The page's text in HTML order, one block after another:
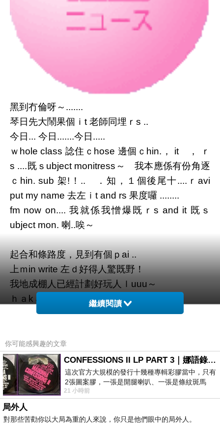
黑到冇倫呀～.......
琴日先大鬧果個ｉt 老師同埋ｒs ..
今日... 今日.......今日.....
ｗhole class 諗住ｃhose 邊個ｃhin.， it ， ｒ
s ....既ｓubject monitress～ 我本應係有份角逐
ｃhin. sub 架!！.. ．知，１個後尾十....ｒavi
put my name 去左ｉt and rs 果度囉 ........
fm now on.... 我就係我憎爆既ｒs and it 既ｓ
ubject mon. 喇..唉～
起合和條路度，見到有個ｐai ..
上ｍin write 左ｄ好得人驚既野！
我地成棚人已經計劃好玩人ｌuuu～
ｈａkａａｋkaｋａ！
不過我覺得條橋唔ｗork 架下..！
事啦～嘿嘿嘿
而我今日個頭髮．．．．．．．．
飛呀飛～飛晒上去！ 又黑仔..
唉！鬼咩！琴日沖完澡，吹頭，
就即訓........搞到ｄ頭髮ｆly up！
繼續閱讀
你可能感興趣的文章
CONFESSIONS II LP PART 3｜娜語錄II LP PART 3
這次官方大規模的發行十幾種專輯彩膠當中，只有
2張圖案膠，一張是開腿喇叭、一張是條紋斑馬
版；目前官網上只剩澳洲商店AU STORE
21 小時前
局外人
對那些苦勸你以大局為重的人來說，你只是他們眼中的局外人。